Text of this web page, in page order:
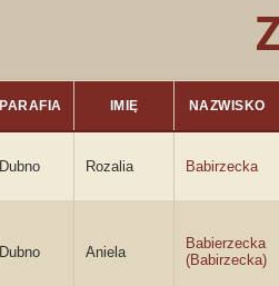
PARAFIA IMIĘ NAZWISKO
Dubno Rozalia Babirzecka
Dubno Aniela
Babierzecka
(Babirzecka)